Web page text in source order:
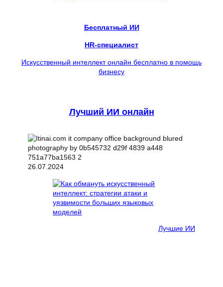
Бесплатный ИИ
HR-специалист
Искусственный интеллект онлайн бесплатно в помощь
бизнесу
Лучший ИИ онлайн
26.07.2024
Лучшие ИИ